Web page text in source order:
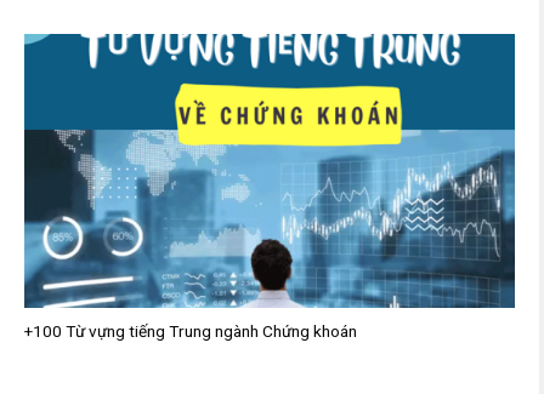
+100 Từ vựng tiếng Trung ngành Chứng khoán